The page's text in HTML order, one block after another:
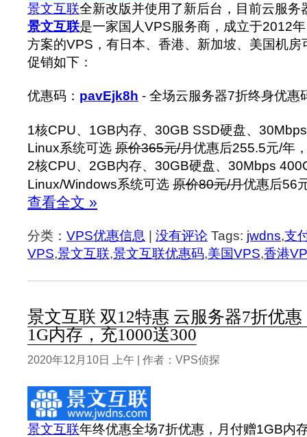
景文互联全新改版并使用了新后台，目前云服务
景文互联是一家国人VPS服务商，成立于2012
方案的VPS，有日本、香港、新加坡、美国机
促销如下：
优惠码： pavEjk8h - 全场云服务器7折终身优惠
1核CPU、1GB内存、30GB SSD硬盘、
Linux系统可选 原价365元/月优惠后255.5元/年
2核CPU、2GB内存、30GB硬盘、30Mbps
Linux/Windows系统可选 原价80元/月优惠后56
查看全文 »
分类： VPS优惠信息 没有评论 Tags: jwdns,支
VPS,景文互联,景文互联优惠码,美国VPS,香港
景文互联 双12特惠 云服务器7折优惠
1G内存，充1000送300
2020年12月10日 上午 | 作者：VPS侦探
景文互联年终优惠全场7折优惠，月付赠1GB内